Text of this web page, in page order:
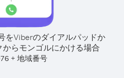
をViberのダイアルパッドか
からモンゴルにかける場合
+ 地域番号